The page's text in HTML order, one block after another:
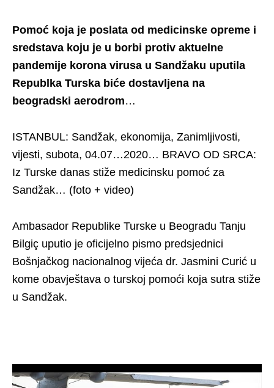
Pomoć koja je poslata od medicinske opreme i
sredstava koju je u borbi protiv aktuelne
pandemije korona virusa u Sandžaku uputila
Republka Turska biće dostavljena na
beogradski aerodrom…
ISTANBUL: Sandžak, ekonomija, Zanimljivosti,
vijesti, subota, 04.07…2020… BRAVO OD SRCA:
Iz Turske danas stiže medicinsku pomoć za
Sandžak… (foto + video)
Ambasador Republike Turske u Beogradu Tanju
Bilgiç uputio je oficijelno pismo predsjednici
Bošnjačkog nacionalnog vijeća dr. Jasmini Curić u
kome obavještava o turskoj pomoći koja sutra stiže
u Sandžak.